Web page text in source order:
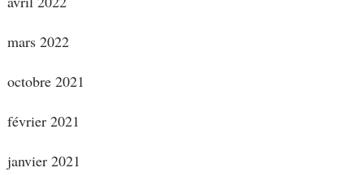
mars 2022
octobre 2021
février 2021
janvier 2021